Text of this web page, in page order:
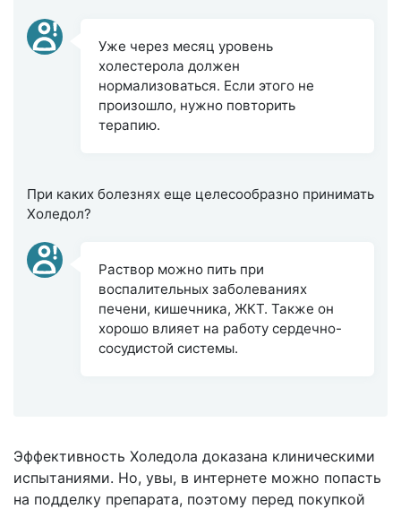
Уже через месяц уровень
холестерола должен
нормализоваться. Если этого не
произошло, нужно повторить
терапию.
При каких болезнях еще целесообразно принимать
Холедол?
Раствор можно пить при
воспалительных заболеваниях
печени, кишечника, ЖКТ. Также он
хорошо влияет на работу сердечно-
сосудистой системы.
Эффективность Холедола доказана клиническими
испытаниями. Но, увы, в интернете можно попасть
на подделку препарата, поэтому перед покупкой